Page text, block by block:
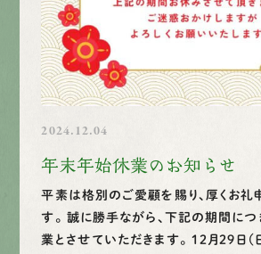
2024.12.04
年末年始休業のお知らせ
平素は格別のご愛顧を賜り、厚くお礼
す。 誠に勝手ながら、下記の期間につ
業とさせていただきます。 １２月２９日（